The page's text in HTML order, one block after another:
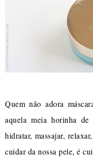
Quem não adora
aquela meia horinha de
hidratar, massajar,
cuidar da nossa pele, é